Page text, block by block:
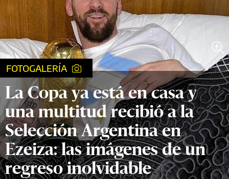
FOTOGALERÍA
La Copa ya está en casa y
una multitud recibió a la
Selección Argentina en
Ezeiza: las imágenes de un
regreso inolvidable